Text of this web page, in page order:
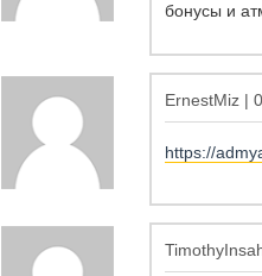
бонусы и
ErnestMiz |
https://